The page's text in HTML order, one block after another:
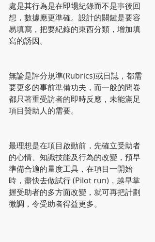
處是其行為是在即場紀錄而不是事後回
想，數據應更準確。設計的關鍵是要容
易填寫，把要紀錄的東西分類，增加填
寫的誘因。
無論是評分規準(Rubrics)或日誌，都需
要更多的事前準備功夫，而一般的問卷
都只著重受訪者的即時反應，未能滿足
項目贊助人的需要。
最理想是在項目啟動前，先確立受助者
的心情、知識技能及行為的改變，預早
準備合適的量度工具，在項目一開始
時，盡快去做試行 (Pilot run)，越早掌
握受助者的多方面改變，就可再把計劃
微調，令受助者得益更多。